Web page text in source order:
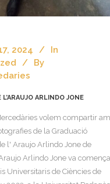
2024
In
By
L’ARAUJO ARLINDO JONE
volem compartir
de la Graduació
l' Araujo Arlindo Jone de
Arlindo Jone va
Universitaris de Ciències de